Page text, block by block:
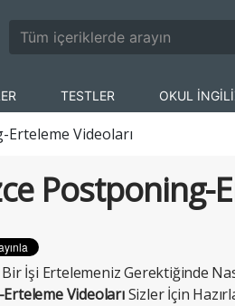
TESTLER OKUL
Videoları
Postponing-
Bir İşi Ertelemeniz Gerektiğinde
VideolarıSizler İçin